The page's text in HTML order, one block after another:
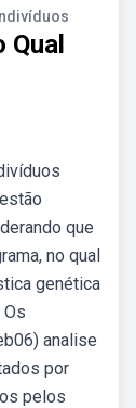
que
no qual
genética
analise
por
pelos